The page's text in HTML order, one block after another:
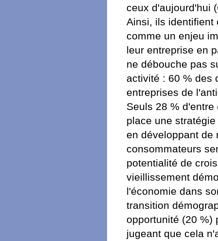
ceux d'aujourd'hui
Ainsi, ils identifient
comme un enjeu
leur entreprise en
ne débouche pas
activité : 60 % des
entreprises de
Seuls 28 %
place une
en développant de
consommateurs
potentialité de
vieillissement
l'économie dans
transition
opportunité (20 %)
jugeant que cela